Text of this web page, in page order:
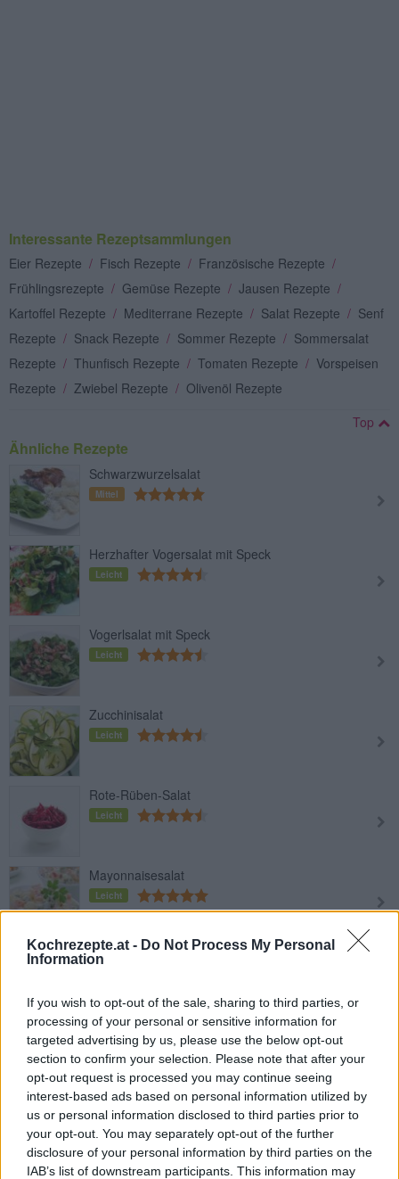
Kochrezepte.at - Do Not Process My Personal
Information
If you wish to opt-out of the sale, sharing to third parties, or
processing of your personal or sensitive information for
targeted advertising by us, please use the below opt-out
section to confirm your selection. Please note that after your
opt-out request is processed you may continue seeing
interest-based ads based on personal information utilized by
us or personal information disclosed to third parties prior to
your opt-out. You may separately opt-out of the further
disclosure of your personal information by third parties on the
IAB’s list of downstream participants. This information may
Interessante Rezeptsammlungen
Eier Rezepte / Fisch Rezepte / Französische Rezepte /
Frühlingsrezepte / Gemüse Rezepte / Jausen Rezepte /
Kartoffel Rezepte / Mediterrane Rezepte / Salat Rezepte / Senf
Rezepte / Snack Rezepte / Sommer Rezepte / Sommersalat
Rezepte / Thunfisch Rezepte / Tomaten Rezepte / Vorspeisen
Rezepte / Zwiebel Rezepte / Olivenöl Rezepte
Top
Ähnliche Rezepte
Schwarzwurzelsalat
Mittel
Herzhafter Vogersalat mit Speck
Leicht
Vogerlsalat mit Speck
Leicht
Zucchinisalat
Leicht
Rote-Rüben-Salat
Leicht
Mayonnaisesalat
Leicht
Vogerlsalat mit Blauschimmelkäse
Endiviensalat mit Kartoffeln
Leicht
Eiersalat
Leicht